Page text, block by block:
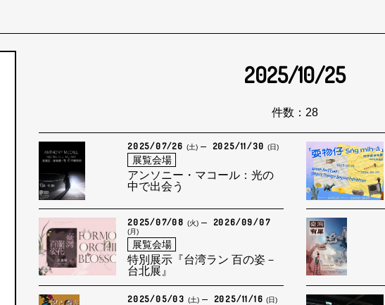
2025/10/25
件数：28
2025/07/26 (土) 2025/11/30(日)
展覧会場
アンソニー・マコール：光の
中で出会う
2025/07/08 (火) 2026/09/07
(月)
展覧会場
特別展示『台湾ラン 百の姿－
台北展』
2025/05/03 (土) 2025/11/16(日)